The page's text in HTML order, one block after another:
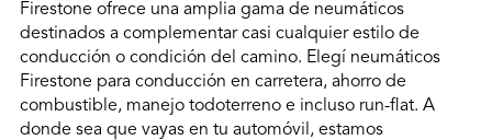
Firestone ofrece una amplia gama de neumáticos
destinados a complementar casi cualquier estilo de
conducción o condición del camino. Elegí neumáticos
Firestone para conducción en carretera, ahorro de
combustible, manejo todoterreno e incluso run-flat. A
donde sea que vayas en tu automóvil, estamos